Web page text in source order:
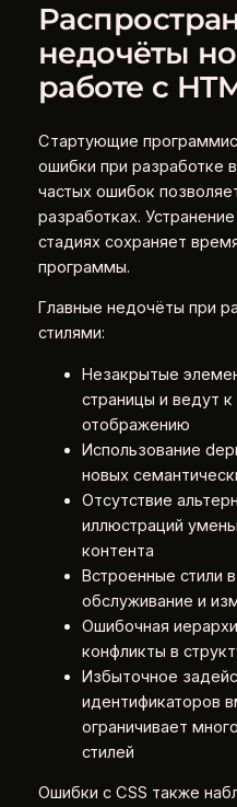
недочёты
работе с
Стартующие
ошибки при разработке
частых ошибок
разработках.
стадиях сохраняет
программы.
Главные недочёты при
стилями:
Незакрытые
страницы и ведут
отображению
Использование
новых
Отсутствие
иллюстраций
контента
Встроенные стили
обслуживание и
Ошибочная
конфликты в
Избыточное
идентификаторов
ограничивает
стилей
Ошибки с CSS также